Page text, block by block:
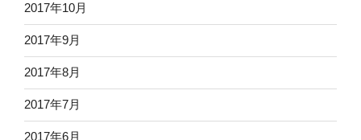
2017年10月
2017年9月
2017年8月
2017年7月
2017年6月